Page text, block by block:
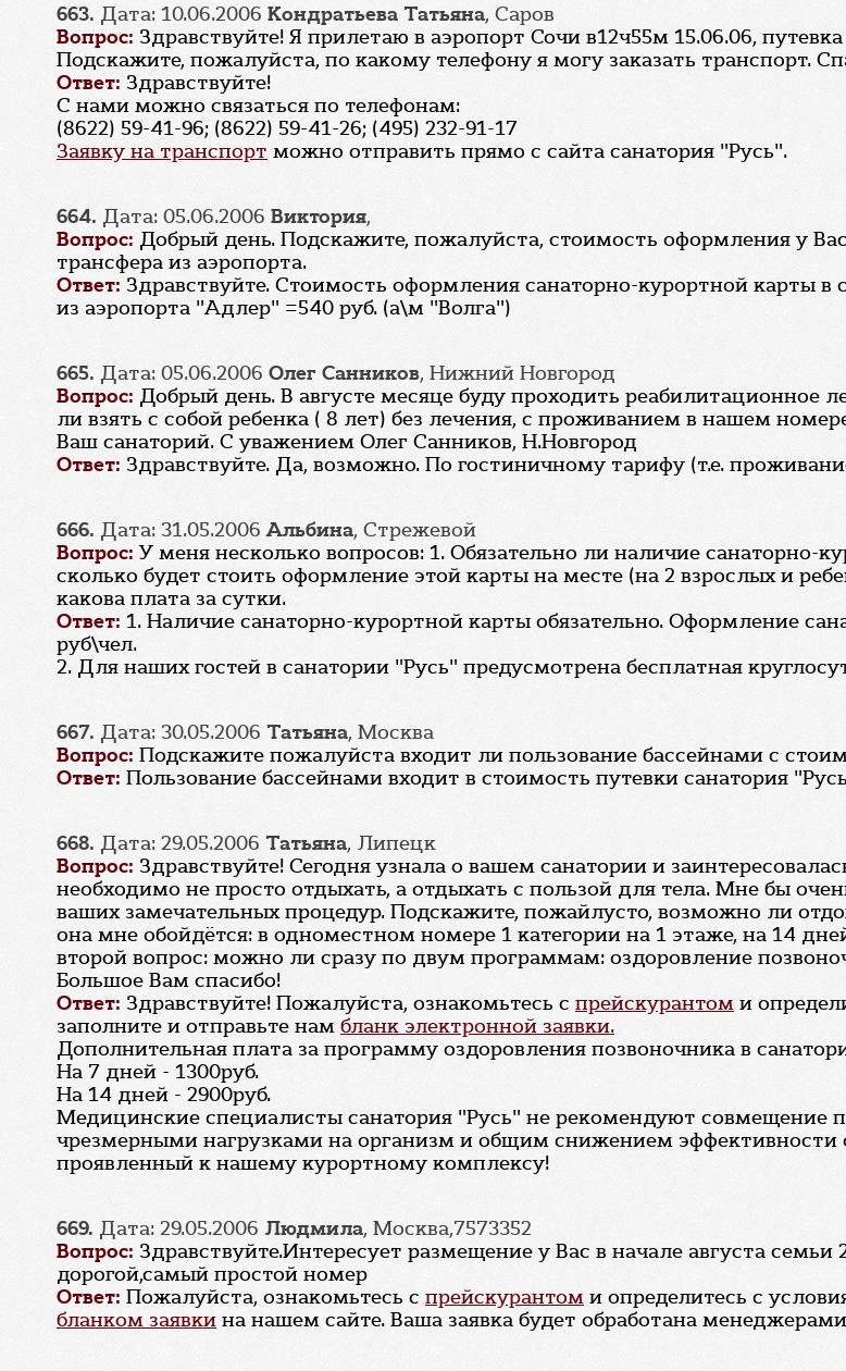
663. Дата: 10.06.2006 Кондратьева Татьяна, Саров
Вопрос: Здравствуйте! Я прилетаю в аэропорт Сочи в12ч55м 15.06.06,
Подскажите, пожалуйста, по какому телефону я могу заказать транспорт.
Ответ: Здравствуйте!
С нами можно связаться по телефонам:
(8622) 59-41-96; (8622) 59-41-26; (495) 232-91-17
Заявку на транспорт можно отправить прямо с сайта санатория "Русь".
664. Дата: 05.06.2006 Виктория,
Вопрос: Добрый день. Подскажите, пожалуйста, стоимость оформления у
трансфера из аэропорта.
Ответ: Здравствуйте. Стоимость оформления санаторно-курортной карты
из аэропорта "Адлер" =540 руб. (а\м "Волга")
665. Дата: 05.06.2006 Олег Санников, Нижний Новгород
Вопрос: Добрый день. В августе месяце буду проходить реабилитационное
ли взять с собой ребенка ( 8 лет) без лечения, с проживанием в нашем
Ваш санаторий. С уважением Олег Санников, Н.Новгород
Ответ: Здравствуйте. Да, возможно. По гостиничному тарифу (т.е.
666. Дата: 31.05.2006Альбина, Стрежевой
Вопрос: У меня несколько вопросов: 1. Обязательно ли наличие санаторно-
сколько будет стоить оформление этой карты на месте (на 2 взрослых и
какова плата за сутки.
Ответ: 1. Наличие санаторно-курортной карты обязательно. Оформление
руб\чел.
2. Для наших гостей в санатории "Русь" предусмотрена бесплатная
667. Дата: 30.05.2006 Татьяна, Москва
Вопрос: Подскажите пожалуйста входит ли пользование бассейнами с
Ответ: Пользование бассейнами входит в стоимость путевки санатория
668. Дата: 29.05.2006 Татьяна, Липецк
Вопрос: Здравствуйте! Сегодня узнала о вашем санатории и
необходимо не просто отдыхать, а отдыхать с пользой для тела. Мне бы
ваших замечательных процедур. Подскажите, пожайлусто, возможно ли
она мне обойдётся: в одноместном номере 1 категории на 1 этаже, на 14
второй вопрос: можно ли сразу по двум программам: оздоровление
Большое Вам спасибо!
Ответ: Здравствуйте! Пожалуйста, ознакомьтесь с прейскурантом и
заполните и отправьте нам бланк электронной заявки.
Дополнительная плата за программу оздоровления позвоночника в
На 7 дней - 1300руб.
На 14 дней - 2900руб.
Медицинские специалисты санатория "Русь" не рекомендуют совмещение
чрезмерными нагрузками на организм и общим снижением эффективности
проявленный к нашему курортному комплексу!
669. Дата: 29.05.2006 Людмила, Москва,7573352
Вопрос: Здравствуйте.Интересует размещение у Вас в начале августа
дорогой,самый простой номер
Ответ: Пожалуйста, ознакомьтесь с прейскурантом и определитесь с
бланком заявки на нашем сайте. Ваша заявка будет обработана